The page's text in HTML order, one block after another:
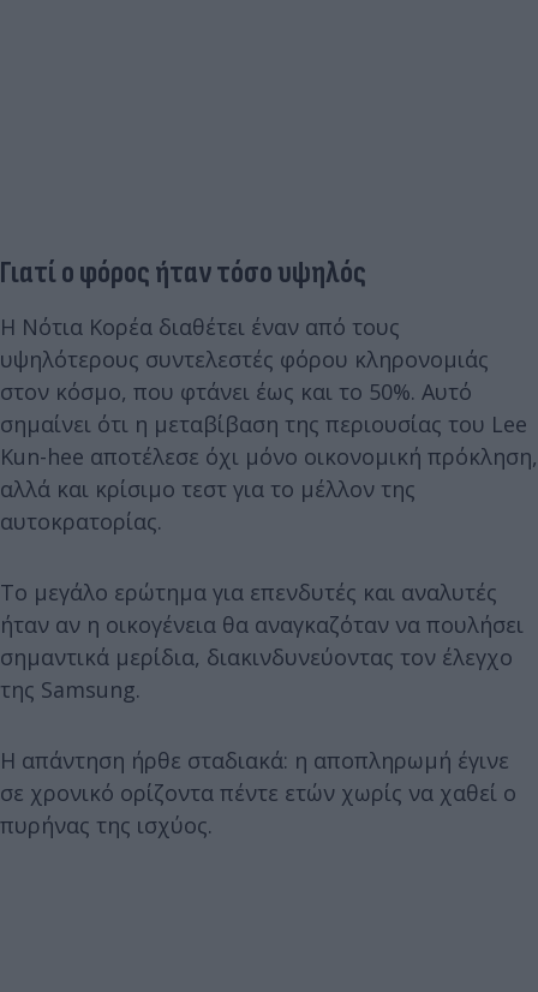
Γιατί ο φόρος ήταν τόσο υψηλός
Η Νότια Κορέα διαθέτει έναν από τους
υψηλότερους συντελεστές φόρου κληρονομιάς
στον κόσμο, που φτάνει έως και το 50%. Αυτό
σημαίνει ότι η μεταβίβαση της περιουσίας του Lee
Kun-hee αποτέλεσε όχι μόνο οικονομική πρόκληση,
αλλά και κρίσιμο τεστ για το μέλλον της
αυτοκρατορίας.
Το μεγάλο ερώτημα για επενδυτές και αναλυτές
ήταν αν η οικογένεια θα αναγκαζόταν να πουλήσει
σημαντικά μερίδια, διακινδυνεύοντας τον έλεγχο
της Samsung.
Η απάντηση ήρθε σταδιακά: η αποπληρωμή έγινε
σε χρονικό ορίζοντα πέντε ετών χωρίς να χαθεί ο
πυρήνας της ισχύος.